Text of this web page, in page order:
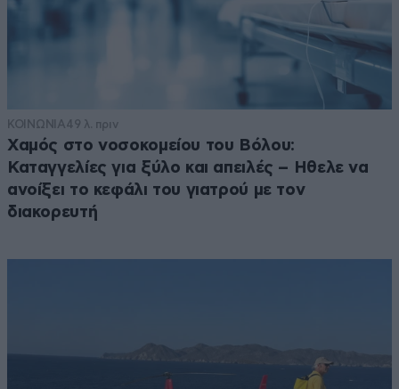
ΚΟΙΝΩΝΙΑ49 λ. πριν
Χαμός στο νοσοκομείου του Βόλου:
Καταγγελίες για ξύλο και απειλές – Ηθελε να
ανοίξει το κεφάλι του γιατρού με τον
διακορευτή